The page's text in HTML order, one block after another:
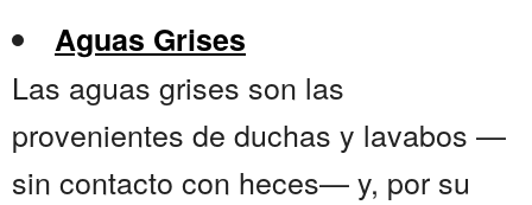
Aguas Grises
Las aguas grises son las
provenientes de duchas y lavabos —
sin contacto con heces— y, por su